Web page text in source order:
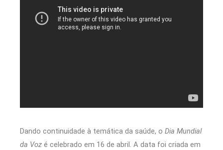
Dando continuidade à temática da saúde, o Dia Mundial
da Voz é celebrado em 16 de abril. A data foi criada em